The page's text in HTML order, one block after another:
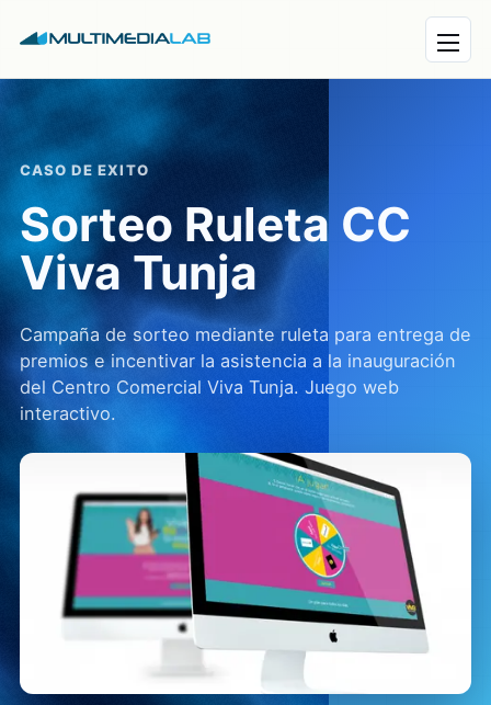
Abrir
CASO DE EXITO
Sorteo Ruleta CC
Viva Tunja
Campaña de sorteo mediante ruleta para entrega de
premios e incentivar la asistencia a la inauguración
del Centro Comercial Viva Tunja. Juego web
interactivo.